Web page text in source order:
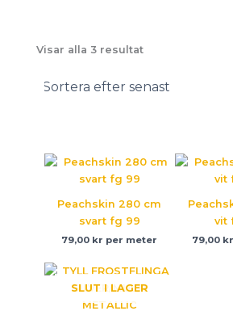
Visar alla 3 resultatSortera
Peachskin 280 cm
svart fg 99
79,00 kr per meter
vit
79,00 kr
SLUT I LAGER